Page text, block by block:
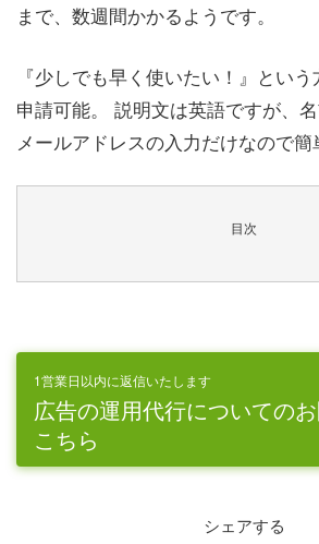
まで、数週間かかるようです。
『少しでも早く使いたい！』という
申請可能。 説明文は英語ですが、
メールアドレスの入力だけなので簡
目次
1営業日以内に返信いたします
広告の運用代行についての
こちら
シェアする